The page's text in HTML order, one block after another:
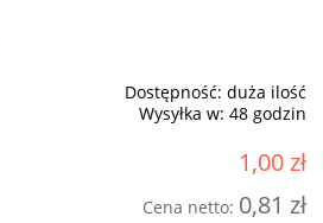
Dostępność: duża ilość
Wysyłka w: 48 godzin
1,00 zł
Cena netto: 0,81 zł